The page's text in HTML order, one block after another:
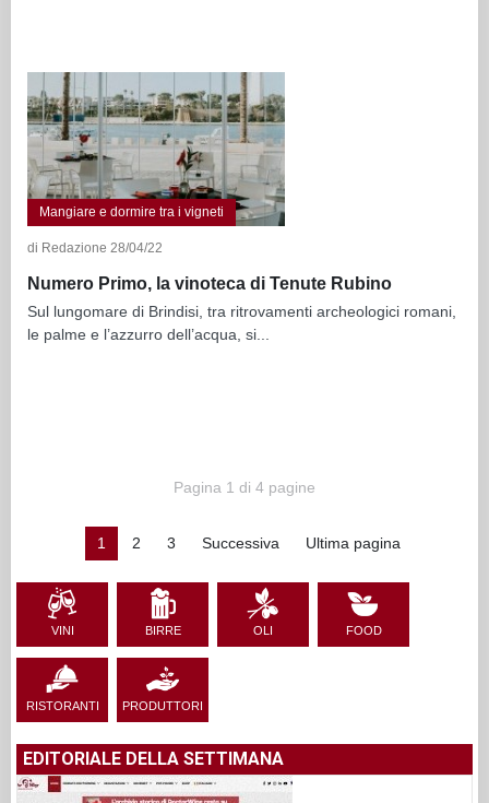
Mangiare e dormire tra i vigneti
di Redazione 28/04/22
Numero Primo, la vinoteca di Tenute Rubino
Sul lungomare di Brindisi, tra ritrovamenti archeologici romani,
le palme e l’azzurro dell’acqua, si...
Pagina 1 di 4 pagine
1 2 3 Successiva Ultima pagina
VINI BIRRE OLI FOOD
RISTORANTI PRODUTTORI
EDITORIALE DELLA SETTIMANA